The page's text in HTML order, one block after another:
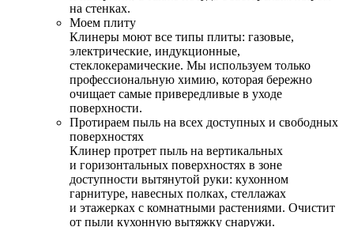
на стенках.
Моем плиту
Клинеры моют все типы плиты: газовые,
электрические, индукционные,
стеклокерамические. Мы используем только
профессиональную химию, которая бережно
очищает самые привередливые в уходе
поверхности.
Протираем пыль на всех доступных и свободных
поверхностях
Клинер протрет пыль на вертикальных
и горизонтальных поверхностях в зоне
доступности вытянутой руки: кухонном
гарнитуре, навесных полках, стеллажах
и этажерках с комнатными растениями. Очистит
от пыли кухонную вытяжку снаружи.